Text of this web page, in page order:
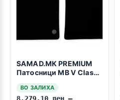
SAMAD.MK PREMIUM
Патосници MB V Class
ВО ЗАЛИХА
8.279,10 ден –